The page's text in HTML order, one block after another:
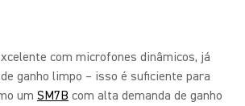
com microfones dinâmicos, já
ganho limpo – isso é suficiente para
um SM7B com alta demanda de ganho